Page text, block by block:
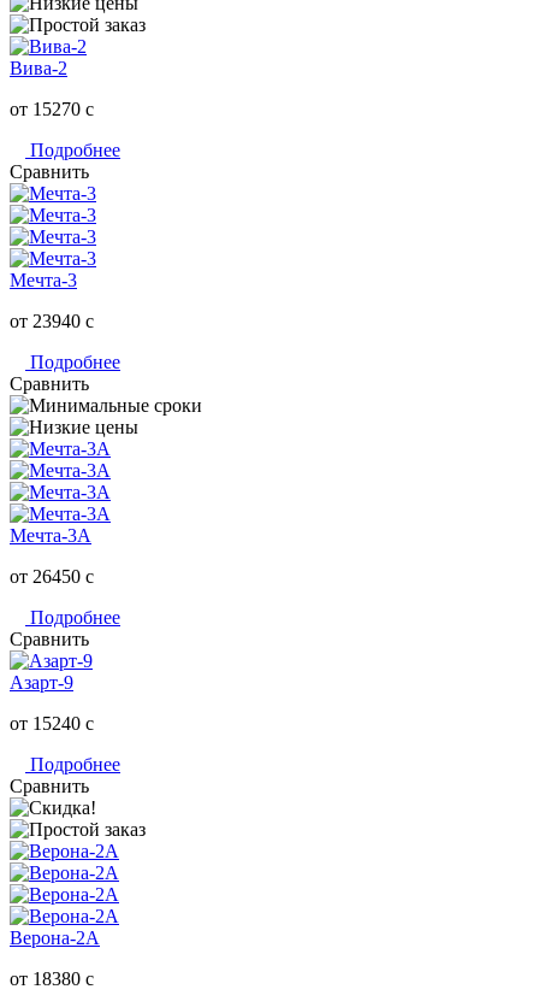
Вива-2
от 15270 c
Подробнее
Сравнить
Мечта-3
от 23940 c
Подробнее
Сравнить
Мечта-3А
от 26450 c
Подробнее
Сравнить
Азарт-9
от 15240 c
Подробнее
Сравнить
Верона-2А
от 18380 c